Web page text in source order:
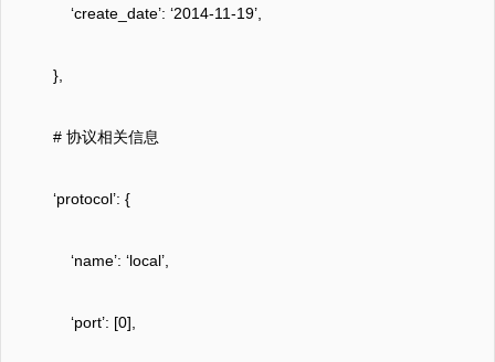
‘create_date’: ‘2014-11-19’,
},
# 协议相关信息
‘protocol’: {
‘name’: ‘local’,
‘port’: [0],